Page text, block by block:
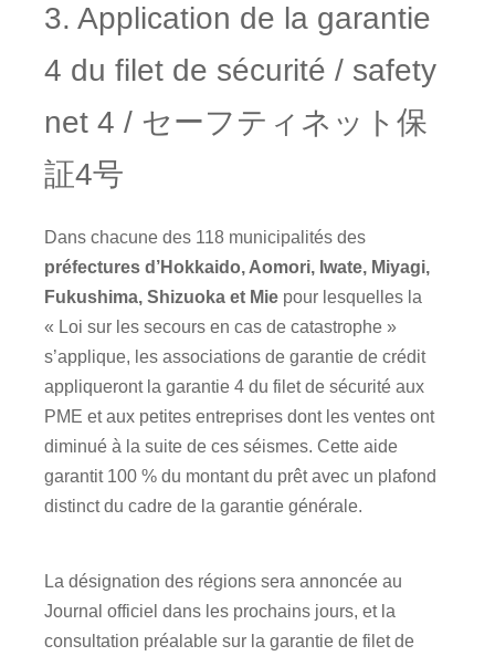
3. Application de la garantie
4 du filet de sécurité / safety
net 4 / セーフティネット保
証4号
Dans chacune des 118 municipalités des
préfectures d’Hokkaido, Aomori, Iwate, Miyagi,
Fukushima, Shizuoka et Mie pour lesquelles la
« Loi sur les secours en cas de catastrophe »
s’applique, les associations de garantie de crédit
appliqueront la garantie 4 du filet de sécurité aux
PME et aux petites entreprises dont les ventes ont
diminué à la suite de ces séismes. Cette aide
garantit 100 % du montant du prêt avec un plafond
distinct du cadre de la garantie générale.
La désignation des régions sera annoncée au
Journal officiel dans les prochains jours, et la
consultation préalable sur la garantie de filet de